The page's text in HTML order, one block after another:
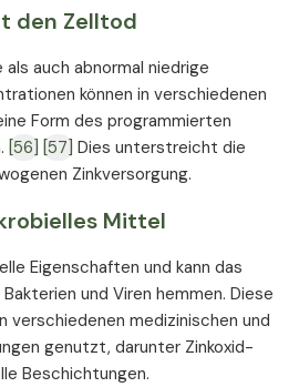
den Zelltod
auch abnormal niedrige
können in verschiedenen
Form des programmierten
[56] [57] Dies unterstreicht die
Zinkversorgung.
Mittel
Eigenschaften und kann das
und Viren hemmen. Diese
verschiedenen medizinischen und
genutzt, darunter Zinkoxid-
Beschichtungen.